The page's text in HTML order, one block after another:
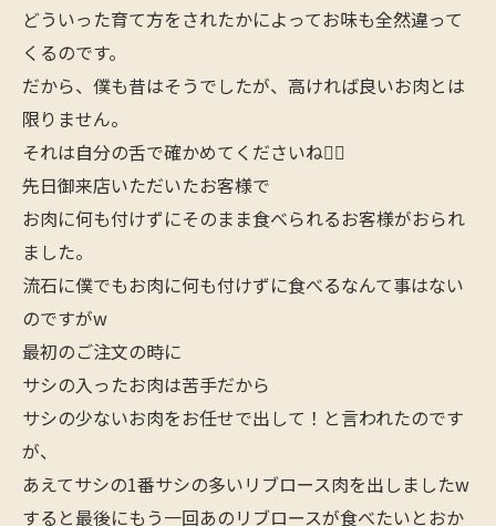
どういった育て方をされたかによってお味も全然違って
くるのです。
だから、僕も昔はそうでしたが、高ければ良いお肉とは
限りません。
それは自分の舌で確かめてくださいね🙋‍♂️
先日御来店いただいたお客様で
お肉に何も付けずにそのまま食べられるお客様がおられ
ました。
流石に僕でもお肉に何も付けずに食べるなんて事はない
のですがw
最初のご注文の時に
サシの入ったお肉は苦手だから
サシの少ないお肉をお任せで出して！と言われたのです
が、
あえてサシの1番サシの多いリブロース肉を出しましたw
すると最後にもう一回あのリブロースが食べたいとおか